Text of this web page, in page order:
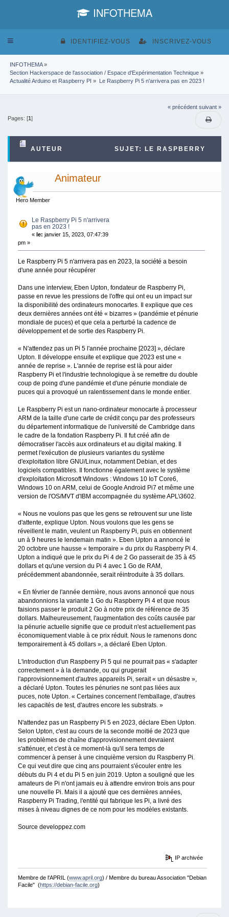
INFOTHEMA
Toggle
IDENTIFIEZ-VOUS INSCRIVEZ-VOUS
INFOTHEMA»
Section Hackerspace de l'association / Espace d'Expérimentation Technique »
Actualité Arduino et Raspberry PI » Le Raspberry Pi 5 n'arrivera pas en 2023 !
« précédent suivant »
Pages: [1]
AUTEUR SUJET: LE RASPBERRY
PI 5 N'ARRIVERA PAS EN 2023 ! (LU 3518 FOIS)
Animateur
Hero Member
Le Raspberry Pi 5 n'arrivera
pas en 2023 !
«le: janvier 15, 2023, 07:47:39
pm »
Le Raspberry Pi 5 n'arrivera pas en 2023, la société a besoin
d'une année pour récupérer
Dans une interview, Eben Upton, fondateur de Raspberry Pi,
passe en revue les pressions de l'offre qui ont eu un impact sur
la disponibilité des ordinateurs monocartes. Il explique que ces
deux dernières années ont été « bizarres » (pandémie et pénurie
mondiale de puces) et que cela a perturbé la cadence de
développement et de sortie des Raspberry Pi.
« N'attendez pas un Pi 5 l'année prochaine [2023] », déclare
Upton. Il développe ensuite et explique que 2023 est une «
année de reprise ». L'année de reprise est là pour aider
Raspberry Pi et l'industrie technologique à se remettre du double
coup de poing d'une pandémie et d'une pénurie mondiale de
puces qui a provoqué un ralentissement dans le monde entier.
Le Raspberry Pi est un nano-ordinateur monocarte à processeur
ARM de la taille d'une carte de crédit conçu par des professeurs
du département informatique de l'université de Cambridge dans
le cadre de la fondation Raspberry Pi. Il fut créé afin de
démocratiser l'accès aux ordinateurs et au digital making. Il
permet l'exécution de plusieurs variantes du système
d'exploitation libre GNU/Linux, notamment Debian, et des
logiciels compatibles. Il fonctionne également avec le système
d'exploitation Microsoft Windows : Windows 10 IoT Core6,
Windows 10 on ARM, celui de Google Android Pi7 et même une
version de l'OS/MVT d'IBM accompagnée du système APL\3602.
« Nous ne voulons pas que les gens se retrouvent sur une liste
d'attente, explique Upton. Nous voulons que les gens se
réveillent le matin, veulent un Raspberry Pi, puis en obtiennent
un à 9 heures le lendemain matin ». Eben Upton a annoncé le
20 octobre une hausse « temporaire » du prix du Raspberry Pi 4.
Upton a indiqué que le prix du Pi 4 de 2 Go passerait de 35 à 45
dollars et qu'une version du Pi 4 avec 1 Go de RAM,
précédemment abandonnée, serait réintroduite à 35 dollars.
« En février de l'année dernière, nous avons annoncé que nous
abandonnions la variante 1 Go du Raspberry Pi 4 et que nous
faisions passer le produit 2 Go à notre prix de référence de 35
dollars. Malheureusement, l'augmentation des coûts causée par
la pénurie actuelle signifie que ce produit n'est actuellement pas
économiquement viable à ce prix réduit. Nous le ramenons donc
temporairement à 45 dollars », a déclaré Eben Upton.
L'introduction d'un Raspberry Pi 5 qui ne pourrait pas « s'adapter
correctement » à la demande, ou qui grugerait
l'approvisionnement d'autres appareils Pi, serait « un désastre »,
a déclaré Upton. Toutes les pénuries ne sont pas liées aux
puces, note Upton. « Certaines concernent l'emballage, d'autres
les capacités de test, d'autres encore les substrats. »
N'attendez pas un Raspberry Pi 5 en 2023, déclare Eben Upton.
Selon Upton, c'est au cours de la seconde moitié de 2023 que
les problèmes de chaîne d'approvisionnement devraient
s'atténuer, et c'est à ce moment-là qu'il sera temps de
commencer à penser à une cinquième version du Raspberry Pi.
Ce qui veut dire que cinq ans pourraient s'écouler entre les
débuts du Pi 4 et du Pi 5 en juin 2019. Upton a souligné que les
amateurs de Pi n'ont jamais eu à attendre environ trois ans pour
une nouvelle Pi. Mais il a ajouté que ces dernières années,
Raspberry Pi Trading, l'entité qui fabrique les Pi, a livré des
mises à niveau dignes de ce nom pour les modèles existants.
Source developpez.com
IP archivée
Membre de l'APRIL (www.april.org) / Membre du bureau Association "Debian
Facile" (https://debian-facile.org)